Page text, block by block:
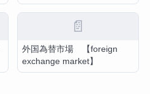
📄
外国為替市場 【foreign
exchange market】